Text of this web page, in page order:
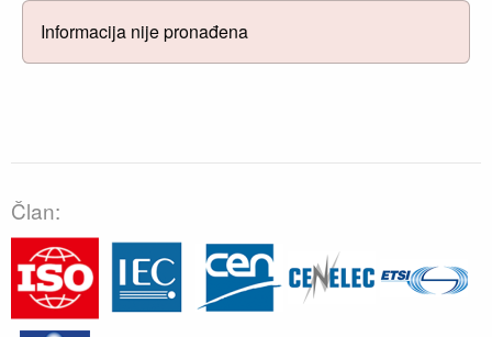
Informacija nije pronađena
Član: